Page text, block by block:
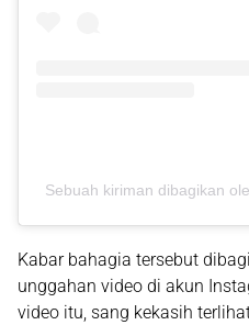
Sebuah kiriman dibagikan
Kabar bahagia tersebut
unggahan video di akun
video itu, sang kekasih